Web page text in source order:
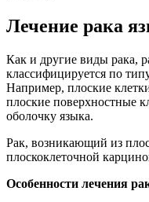
Лечение рака
Как и другие виды рака,
классифицируется по
Например, плоские
плоские поверхностные
оболочку языка.
Рак, возникающий из
плоскоклеточной
Особенности лечения